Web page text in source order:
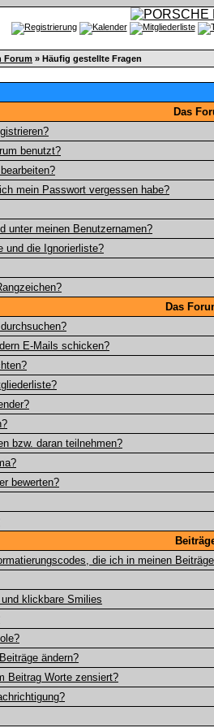
Forum » Häufig gestellte Fragen
Das
benutzt?
mein Passwort vergessen habe?
unter meinen Benutzernamen?
und die Ignorierliste?
Das
E-Mails schicken?
bzw. daran teilnehmen?
bewerten?
die ich in meinen
klickbare Smilies
ändern?
Beitrag Worte zensiert?